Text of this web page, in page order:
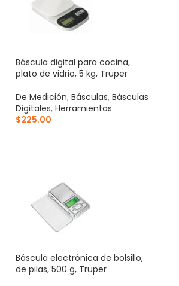
Báscula digital para cocina,
plato de vidrio, 5 kg, Truper
De Medición,Básculas,Básculas
Digitales,Herramientas
$225.00
Báscula electrónica de bolsillo,
de pilas, 500 g, Truper